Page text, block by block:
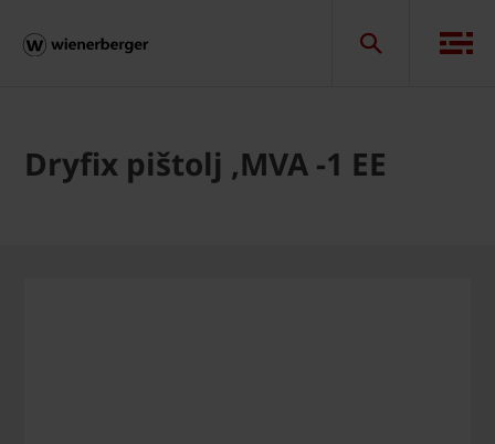
Dryfix pištolj ,MVA -1 EE